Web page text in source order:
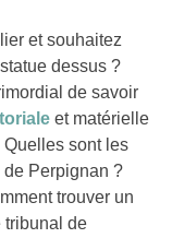
et souhaitez
dessus ?
de savoir
et matérielle
sont les
Perpignan ?
trouver un
tribunal de